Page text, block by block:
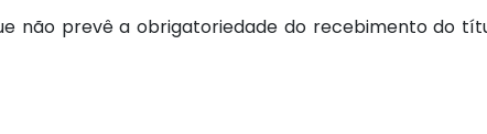
não prevê a obrigatoriedade do recebimento do